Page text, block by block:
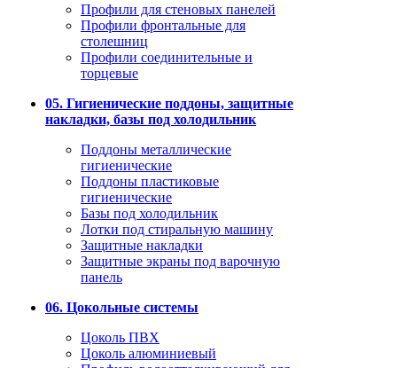
Профили для стеновых панелей
Профили фронтальные для
столешниц
Профили соединительные и
торцевые
05. Гигиенические поддоны, защитные
накладки, базы под холодильник
Поддоны металлические
гигиенические
Поддоны пластиковые
гигиенические
Базы под холодильник
Лотки под стиральную машину
Защитные накладки
Защитные экраны под варочную
панель
06. Цокольные системы
Цоколь ПВХ
Цоколь алюминиевый